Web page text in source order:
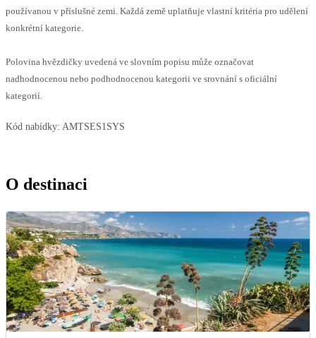
používanou v příslušné zemi. Každá země uplatňuje vlastní kritéria pro udělení
konkrétní kategorie.
Polovina hvězdičky uvedená ve slovním popisu může označovat
nadhodnocenou nebo podhodnocenou kategorii ve srovnání s oficiální
kategorií.
Kód nabídky: AMTSES1SYS
O destinaci